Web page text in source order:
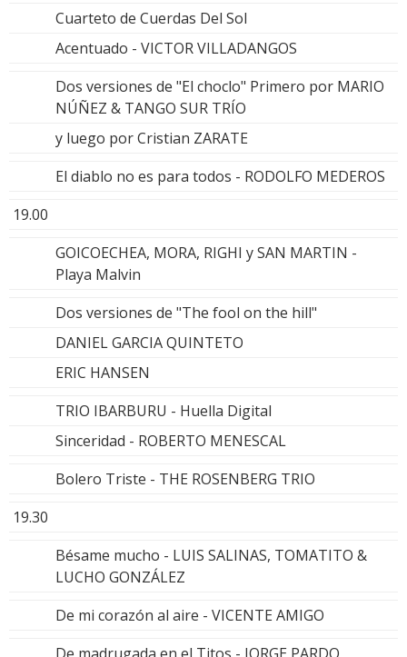
Cuarteto de Cuerdas Del Sol
Acentuado - VICTOR VILLADANGOS
Dos versiones de "El choclo" Primero por MARIO
NÚÑEZ & TANGO SUR TRÍO
y luego por Cristian ZARATE
El diablo no es para todos - RODOLFO MEDEROS
19.00
GOICOECHEA, MORA, RIGHI y SAN MARTIN -
Playa Malvin
Dos versiones de "The fool on the hill"
DANIEL GARCIA QUINTETO
ERIC HANSEN
TRIO IBARBURU - Huella Digital
Sinceridad - ROBERTO MENESCAL
Bolero Triste - THE ROSENBERG TRIO
19.30
Bésame mucho - LUIS SALINAS, TOMATITO &
LUCHO GONZÁLEZ
De mi corazón al aire - VICENTE AMIGO